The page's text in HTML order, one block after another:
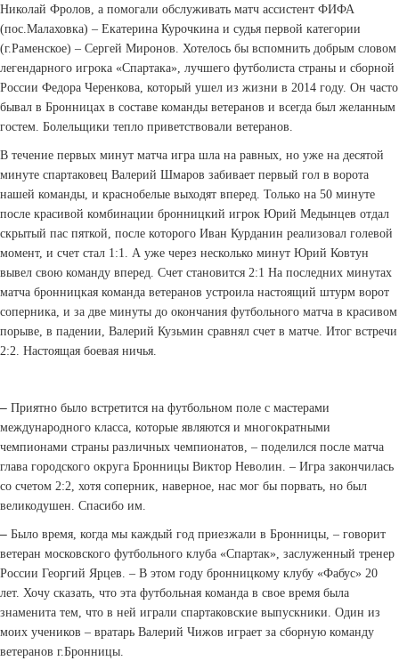
Николай Фролов, а помогали обслуживать матч ассистент ФИФА
(пос.Малаховка) – Екатерина Курочкина и судья первой категории
(г.Раменское) – Сергей Миронов. Хотелось бы вспомнить добрым словом
легендарного игрока «Спартака», лучшего футболиста страны и сборной
России Федора Черенкова, который ушел из жизни в 2014 году. Он часто
бывал в Бронницах в составе команды ветеранов и всегда был желанным
гостем. Болельщики тепло приветствовали ветеранов.
В течение первых минут матча игра шла на равных, но уже на десятой
минуте спартаковец Валерий Шмаров забивает первый гол в ворота
нашей команды, и красно­белые выходят вперед. Только на 50 минуте
после красивой комбинации бронницкий игрок Юрий Медынцев отдал
скрытый пас пяткой, после которого Иван Курданин реализовал голевой
момент, и счет стал 1:1. А уже через несколько минут Юрий Ковтун
вывел свою команду вперед. Счет становится 2:1 На последних минутах
матча бронницкая команда ветеранов устроила настоящий штурм ворот
соперника, и за две минуты до окончания футбольного матча в красивом
порыве, в падении, Валерий Кузьмин сравнял счет в матче. Итог встречи
2:2. Настоящая боевая ничья.
– Приятно было встретится на футбольном поле с мастерами
международного класса, которые являются и многократными
чемпионами страны различных чемпионатов, – поделился после матча
глава городского округа Бронницы Виктор Неволин. – Игра закончилась
со счетом 2:2, хотя соперник, наверное, нас мог бы порвать, но был
великодушен. Спасибо им.
– Было время, когда мы каждый год приезжали в Бронницы, – говорит
ветеран московского футбольного клуба «Спартак», заслуженный тренер
России Георгий Ярцев. – В этом году бронницкому клубу «Фабус» 20
лет. Хочу сказать, что эта футбольная команда в свое время была
знаменита тем, что в ней играли спартаковские выпускники. Один из
моих учеников – вратарь Валерий Чижов играет за сборную команду
ветеранов г.Бронницы.